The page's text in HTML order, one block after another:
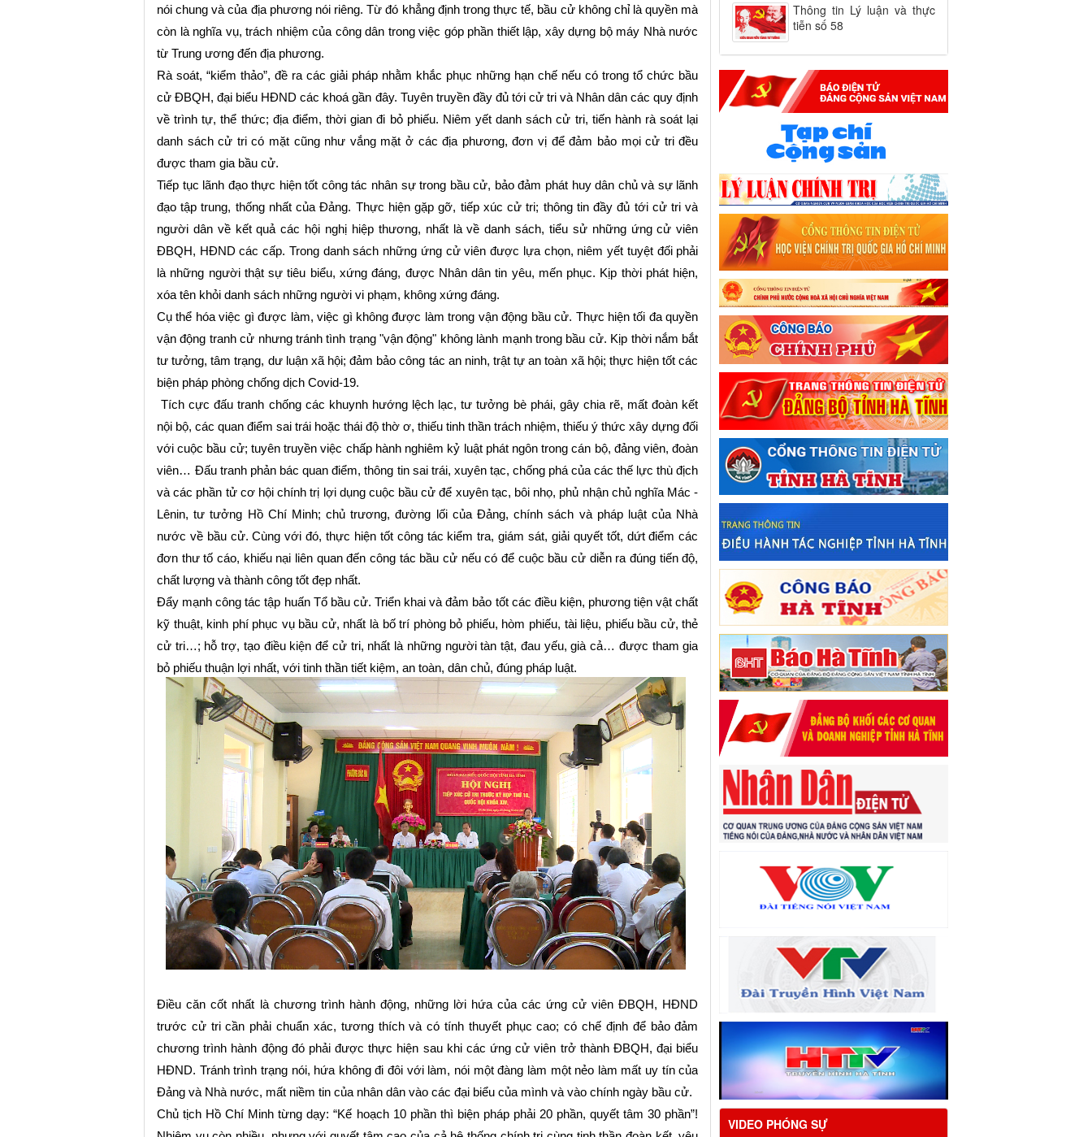
nói chung và của địa phương nói riêng. Từ đó khẳng định trong thực tế, bầu cử không chỉ là quyền mà
còn là nghĩa vụ, trách nhiệm của công dân trong việc góp phần thiết lập, xây dựng bộ máy Nhà nước
từ Trung ương đến địa phương.
Rà soát, “kiểm thảo”, đề ra các giải pháp nhằm khắc phục những hạn chế nếu có trong tổ chức bầu
cử ĐBQH, đại biểu HĐND các khoá gần đây. Tuyên truyền đầy đủ tới cử tri và Nhân dân các quy định
về trình tự, thể thức; địa điểm, thời gian đi bỏ phiếu. Niêm yết danh sách cử tri, tiến hành rà soát lại
danh sách cử tri có mặt cũng như vắng mặt ở các địa phương, đơn vị để đảm bảo mọi cử tri đều
được tham gia bầu cử.
Tiếp tục lãnh đạo thực hiện tốt công tác nhân sự trong bầu cử, bảo đảm phát huy dân chủ và sự lãnh
đạo tập trung, thống nhất của Đảng. Thực hiện gặp gỡ, tiếp xúc cử tri; thông tin đầy đủ tới cử tri và
người dân về kết quả các hội nghị hiệp thương, nhất là về danh sách, tiểu sử những ứng cử viên
ĐBQH, HĐND các cấp. Trong danh sách những ứng cử viên được lựa chọn, niêm yết tuyệt đối phải
là những người thật sự tiêu biểu, xứng đáng, được Nhân dân tin yêu, mến phục. Kịp thời phát hiện,
xóa tên khỏi danh sách những người vi phạm, không xứng đáng.
Cụ thể hóa việc gì được làm, việc gì không được làm trong vận động bầu cử. Thực hiện tối đa quyền
vận động tranh cử nhưng tránh tình trạng "vận động" không lành mạnh trong bầu cử. Kịp thời nắm bắt
tư tưởng, tâm trạng, dư luận xã hội; đảm bảo công tác an ninh, trật tự an toàn xã hội; thực hiện tốt các
biện pháp phòng chống dịch Covid-19.
Tích cực đấu tranh chống các khuynh hướng lệch lạc, tư tưởng bè phái, gây chia rẽ, mất đoàn kết
nội bộ, các quan điểm sai trái hoặc thái độ thờ ơ, thiếu tinh thần trách nhiệm, thiếu ý thức xây dựng đối
với cuộc bầu cử; tuyên truyền việc chấp hành nghiêm kỷ luật phát ngôn trong cán bộ, đảng viên, đoàn
viên… Đấu tranh phản bác quan điểm, thông tin sai trái, xuyên tạc, chống phá của các thế lực thù địch
và các phần tử cơ hội chính trị lợi dụng cuộc bầu cử để xuyên tạc, bôi nhọ, phủ nhận chủ nghĩa Mác -
Lênin, tư tưởng Hồ Chí Minh; chủ trương, đường lối của Đảng, chính sách và pháp luật của Nhà
nước về bầu cử. Cùng với đó, thực hiện tốt công tác kiểm tra, giám sát, giải quyết tốt, dứt điểm các
đơn thư tố cáo, khiếu nại liên quan đến công tác bầu cử nếu có để cuộc bầu cử diễn ra đúng tiến độ,
chất lượng và thành công tốt đẹp nhất.
Đẩy mạnh công tác tập huấn Tổ bầu cử. Triển khai và đảm bảo tốt các điều kiện, phương tiện vật chất
kỹ thuật, kinh phí phục vụ bầu cử, nhất là bố trí phòng bỏ phiếu, hòm phiếu, tài liệu, phiếu bầu cử, thẻ
cử tri…; hỗ trợ, tạo điều kiện để cử tri, nhất là những người tàn tật, đau yếu, già cả… được tham gia
bỏ phiếu thuận lợi nhất, với tinh thần tiết kiệm, an toàn, dân chủ, đúng pháp luật.
Điều căn cốt nhất làchương trình hành động, những lời hứa của các ứng cử viên ĐBQH, HĐND
trước cử tri cần phải chuẩn xác, tương thích và có tính thuyết phục cao; có chế định để bảo đảm
chương trình hành động đó phải được thực hiện sau khi các ứng cử viên trở thành ĐBQH, đại biểu
HĐND. Tránh trình trạng nói, hứa không đi đôi với làm, nói một đàng làm một nẻo làm mất uy tín của
Đảng và Nhà nước, mất niềm tin của nhân dân vào các đại biểu của mình và vào chính ngày bầu cử.
Chủ tịch Hồ Chí Minh từng dạy: “Kế hoạch 10 phần thì biện pháp phải 20 phần, quyết tâm 30 phần”!
Thông tin Lý luận và thực
tiễn số 58
VIDEO PHÓNG SỰ